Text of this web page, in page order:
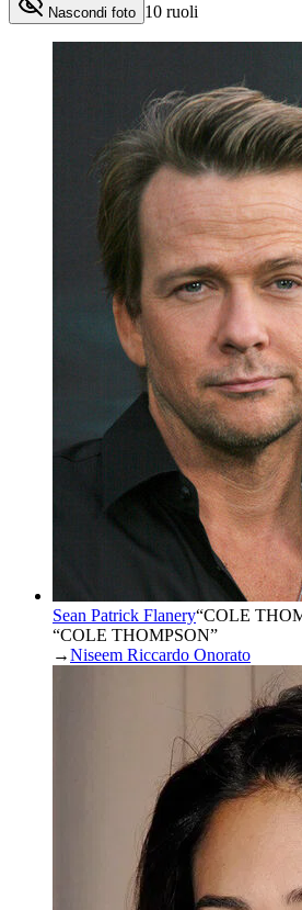
Nascondi foto 10 ruoli
Sean Patrick Flanery“COLE
“COLE THOMPSON”
→Niseem Riccardo Onorato